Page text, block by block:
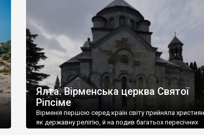
називаються «повстяками» (postaki)…” “Вино. Крим
виробляє відмінне вино і його вдосталь: воно все
легке біле і дуже […]
Ялта. Вірменська церква Святої
Ріпсіме
Вірменія першою серед країн світу прийняла
як державну релігію, й на подив багатьох пересічних